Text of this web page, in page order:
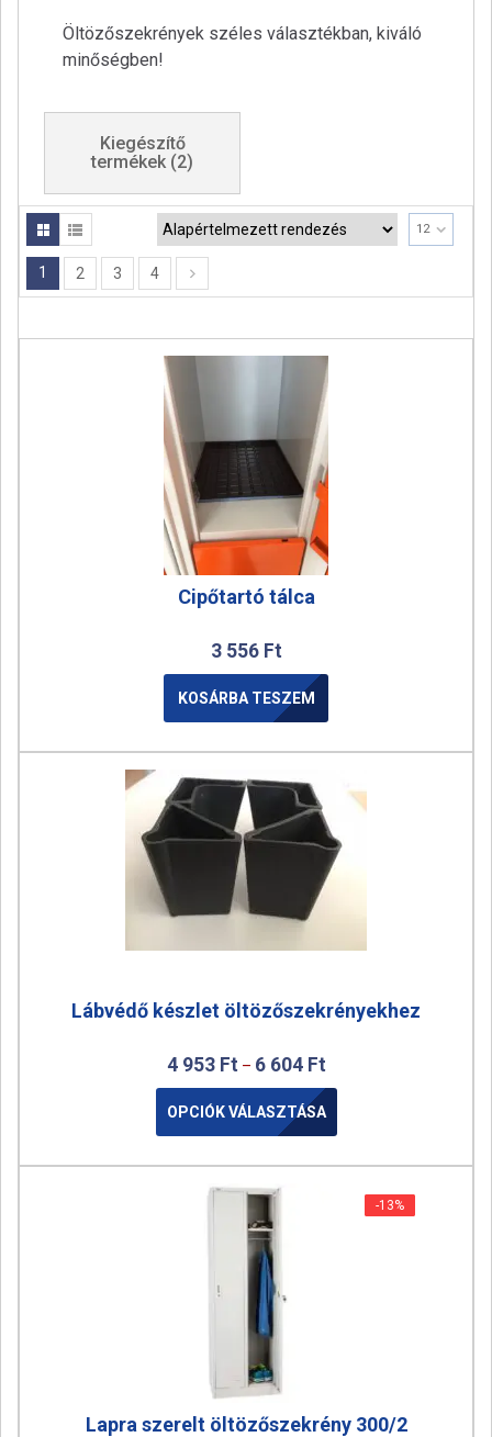
Öltözőszekrények széles választékban, kiváló
minőségben!
Kiegészítő
termékek (2)
12
1 2 3 4
Cipőtartó tálca
3 556 Ft
KOSÁRBA TESZEM
Lábvédő készlet öltözőszekrényekhez
4 953 Ft – 6 604 Ft
OPCIÓK VÁLASZTÁSA
-13%
-13%
Lapra szerelt öltözőszekrény 300/2